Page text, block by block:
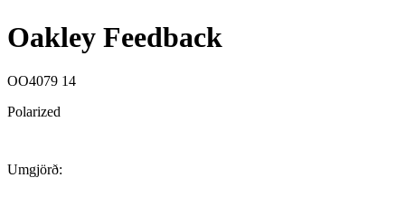
Oakley Feedback
OO4079 14
Polarized
Umgjörð: